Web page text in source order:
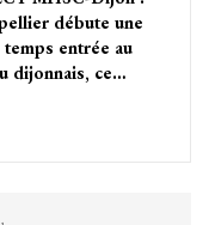
débute une
temps entrée au
dijonnais, ce…